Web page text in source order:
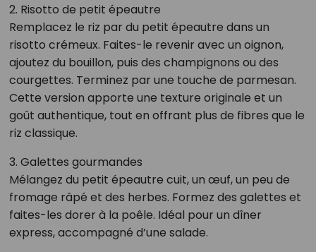
2. Risotto de petit épeautre
Remplacez le riz par du petit épeautre dans un
risotto crémeux. Faites-le revenir avec un oignon,
ajoutez du bouillon, puis des champignons ou des
courgettes. Terminez par une touche de parmesan.
Cette version apporte une texture originale et un
goût authentique, tout en offrant plus de fibres que le
riz classique.
3. Galettes gourmandes
Mélangez du petit épeautre cuit, un œuf, un peu de
fromage râpé et des herbes. Formez des galettes et
faites-les dorer à la poêle. Idéal pour un dîner
express, accompagné d’une salade.